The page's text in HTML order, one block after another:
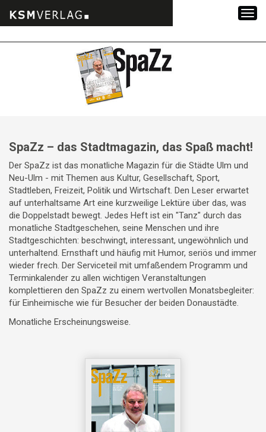
SpaZz – das Stadtmagazin, das Spaß macht!
Der SpaZz ist das monatliche Magazin für die Städte Ulm und
Neu-Ulm - mit Themen aus Kultur, Gesellschaft, Sport,
Stadtleben, Freizeit, Politik und Wirtschaft. Den Leser erwartet
auf unterhaltsame Art eine kurzweilige Lektüre über das, was
die Doppelstadt bewegt. Jedes Heft ist ein "Tanz" durch das
monatliche Stadtgeschehen, seine Menschen und ihre
Stadtgeschichten: beschwingt, interessant, ungewöhnlich und
unterhaltend. Ernsthaft und häufig mit Humor, seriös und immer
wieder frech. Der Serviceteil mit umfaßendem Programm und
Terminkalender zu allen wichtigen Veranstaltungen
komplettieren den SpaZz zu einem wertvollen Monatsbegleiter:
für Einheimische wie für Besucher der beiden Donaustädte.
Monatliche Erscheinungsweise.